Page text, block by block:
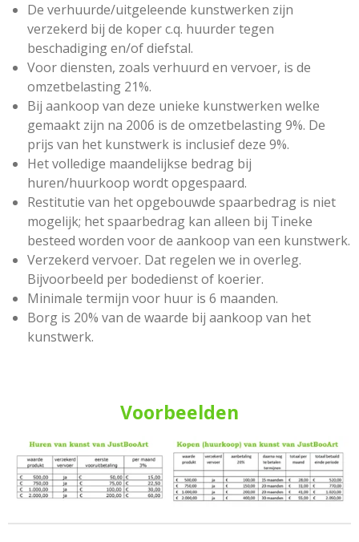
De verhuurde/uitgeleende kunstwerken zijn
verzekerd bij de koper c.q. huurder tegen
beschadiging en/of diefstal.
Voor diensten, zoals verhuurd en vervoer, is de
omzetbelasting 21%.
Bij aankoop van deze unieke kunstwerken welke
gemaakt zijn na 2006 is de omzetbelasting 9%. De
prijs van het kunstwerk is inclusief deze 9%.
Het volledige maandelijkse bedrag bij
huren/huurkoop wordt opgespaard.
Restitutie van het opgebouwde spaarbedrag is niet
mogelijk; het spaarbedrag kan alleen bij Tineke
besteed worden voor de aankoop van een kunstwerk.
Verzekerd vervoer. Dat regelen we in overleg.
Bijvoorbeeld per bodedienst of koerier.
Minimale termijn voor huur is 6 maanden.
Borg is 20% van de waarde bij aankoop van het
kunstwerk.
Voorbeelden